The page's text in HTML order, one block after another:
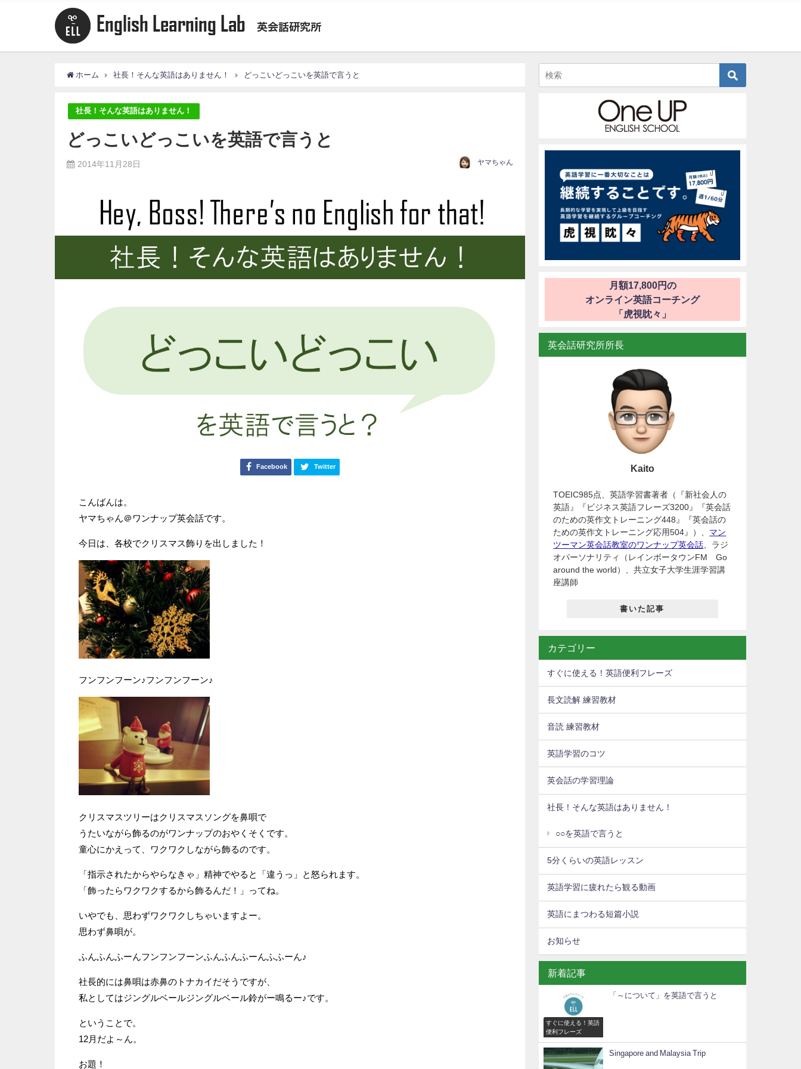
ホーム 社長！そんな英語はありません！ どっこいどっこいを英語で言うと
社長！そんな英語はありません！
どっこいどっこいを英語で言うと
2014年11月28日 ヤマちゃん
Facebook Twitter
こんばんは。
ヤマちゃん＠ワンナップ英会話です。
今日は、各校でクリスマス飾りを出しました！
フンフンフーン♪フンフンフーン♪
クリスマスツリーはクリスマスソングを鼻唄で
うたいながら飾るのがワンナップのおやくそくです。
童心にかえって、ワクワクしながら飾るのです。
「指示されたからやらなきゃ」精神でやると「違うっ」と怒られます。
「飾ったらワクワクするから飾るんだ！」ってね。
いやでも、思わずワクワクしちゃいますよー。
思わず鼻唄が。
ふんふんふーんフンフンフーンふんふんふーんふふーん♪
社長的には鼻唄は赤鼻のトナカイだそうですが、
私としてはジングルベールジングルベール鈴がー鳴るー♪です。
ということで。
12月だよ～ん。
お題！
月額17,800円の
オンライン英語コーチング
「虎視眈々」
英会話研究所所長
Kaito
TOEIC985点、英語学習書著者（『新社会人の
英語』『ビジネス英語フレーズ3200』『英会話
のための英作文トレーニング448』『英会話の
ための英作文トレーニング応用504』）、 マン
ツーマン英会話教室のワンナップ英会話 、ラジ
オパーソナリティ（レインボータウンFM Go
around the world）、共立女子大学生涯学習講
座講師
書いた記事
カテゴリー
すぐに使える！英語便利フレーズ
長文読解 練習教材
音読 練習教材
英語学習のコツ
英会話の学習理論
社長！そんな英語はありません！
○○を英語で言うと
5分くらいの英語レッスン
英語学習に疲れたら観る動画
英語にまつわる短篇小説
お知らせ
新着記事
すぐに使える！英語
便利フレーズ
「～について」を英語で言うと
Singapore and Malaysia Trip